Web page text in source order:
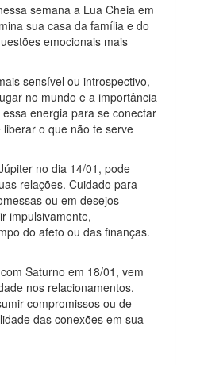
semana a Lua Cheia em
sua casa da família e do
emocionais mais
sensível ou introspectivo,
no mundo e a importância
energia para se conectar
o que não te serve
no dia 14/01, pode
relações. Cuidado para
ou em desejos
impulsivamente,
do afeto ou das finanças.
Saturno em 18/01, vem
nos relacionamentos.
compromissos ou de
das conexões em sua